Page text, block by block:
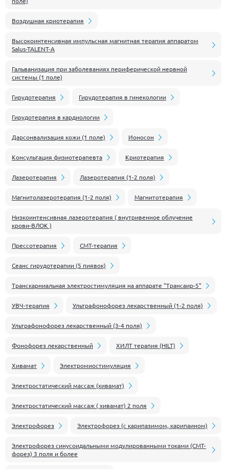
Воздушная криотерапия
Высокоинтенсивная импульсная магнитная терапия аппаратом
Salus-TALENT-A
Гальванизация при заболеваниях периферической нервной
системы (1 поле)
Гирудотерапия Гирудотерапия в гинекологии
Гирудотерапия в кардиологии
Дарсонвализация кожи (1 поле) Ионосон
Консультация физиотерапевта Криотерапия
Лазеротерапия Лазеротерапия (1-2 поля)
Магнитолазеротерапия (1-2 поля) Магнитотерапия
Низкоинтенсивная лазеротерапия ( внутривенное облучение
крови-ВЛОК )
Прессотерапия СМТ-терапия
Сеанс гирудотерапии (5 пиявок)
Транскарниальная электростимуляция на аппарате "Трансаир-5"
УВЧ-терапия Ультрафонофорез лекарственный (1-2 поля)
Ультрафонофорез лекарственный (3-4 поля)
Фонофорез лекарственный ХИЛТ терапия (HILT)
Хивамат Электромиостимуляция
Электростатический массаж (хивамат)
Электростатический массаж ( хивамат) 2 поля
Электрофорез Электрофорез (с карипазимом, карипаином)
Электрофорез синусоидальными модулированными токами (СМТ-
форез) 3 поля и более